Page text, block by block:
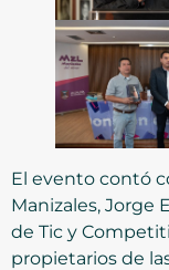
El evento contó
Manizales, Jorge
de Tic y
propietarios de